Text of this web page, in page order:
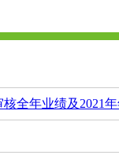
全年业绩及2021